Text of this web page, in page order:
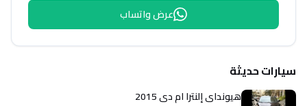
عرض واتساب
سيارات حديثة
هيونداي إلنترا ام دى 2015